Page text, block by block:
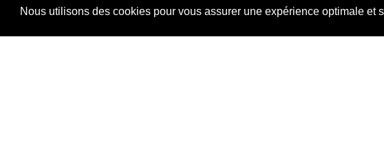
Nous utilisons des cookies pour vous assurer une expérience optimale et